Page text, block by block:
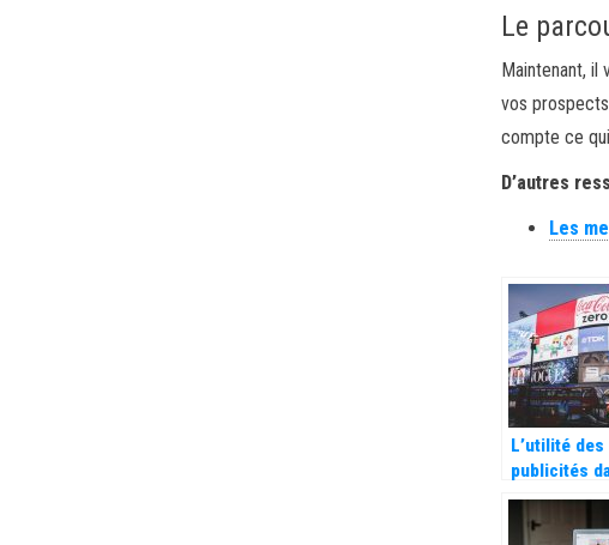
Le
Maintenant, il
vos
compte ce
D’autres
Les
L’utilité des
publicités
commerce